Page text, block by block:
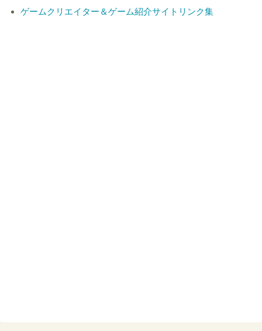
ゲームクリエイター＆ゲーム紹介サイトリンク集